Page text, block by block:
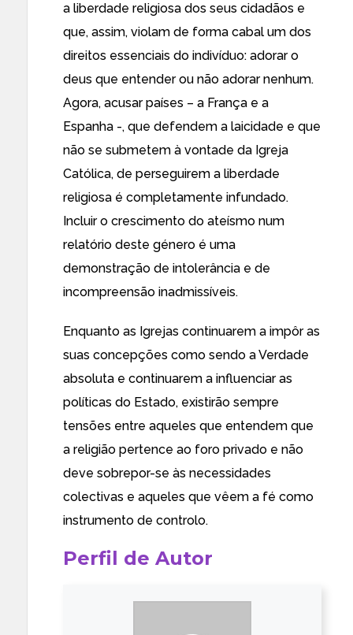
a liberdade religiosa dos seus cidadãos e
que, assim, violam de forma cabal um dos
direitos essenciais do indivíduo: adorar o
deus que entender ou não adorar nenhum.
Agora, acusar países – a França e a
Espanha -, que defendem a laicidade e que
não se submetem à vontade da Igreja
Católica, de perseguirem a liberdade
religiosa é completamente infundado.
Incluir o crescimento do ateísmo num
relatório deste género é uma
demonstração de intolerância e de
incompreensão inadmissíveis.
Enquanto as Igrejas continuarem a impôr as
suas concepções como sendo a Verdade
absoluta e continuarem a influenciar as
políticas do Estado, existirão sempre
tensões entre aqueles que entendem que
a religião pertence ao foro privado e não
deve sobrepor-se às necessidades
colectivas e aqueles que vêem a fé como
instrumento de controlo.
Perfil de Autor